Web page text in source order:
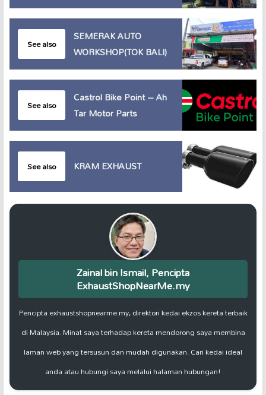
See also
SEMERAK AUTO
WORKSHOP(TOK BALI)
See also
Castrol Bike Point – Ah
Tar Motor Parts
See also KRAM EXHAUST
Zainal bin Ismail, Pencipta
ExhaustShopNearMe.my
Pencipta exhaustshopnearme.my, direktori kedai ekzos kereta terbaik
di Malaysia. Minat saya terhadap kereta mendorong saya membina
laman web yang tersusun dan mudah digunakan. Cari kedai ideal
anda atau hubungi saya melalui halaman hubungan!